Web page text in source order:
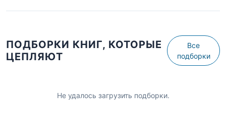
ПОДБОРКИ КНИГ, КОТОРЫЕ
ЦЕПЛЯЮТ
Все
подборки
Не удалось загрузить подборки.